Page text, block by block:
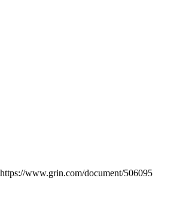
www.grin.com/document/506095